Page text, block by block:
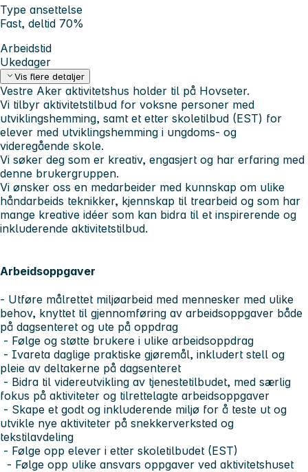
Type ansettelse
Fast, deltid 70%
Arbeidstid
Ukedager
Vis flere detaljer
Vestre Aker aktivitetshus holder til på Hovseter.
Vi tilbyr aktivitetstilbud for voksne personer med
utviklingshemming, samt et etter skoletilbud (EST) for
elever med utviklingshemming i ungdoms- og
videregående skole.
Vi søker deg som er kreativ, engasjert og har erfaring med
denne brukergruppen.
Vi ønsker oss en medarbeider med kunnskap om ulike
håndarbeids teknikker, kjennskap til trearbeid og som har
mange kreative idéer som kan bidra til et inspirerende og
inkluderende aktivitetstilbud.
Arbeidsoppgaver
- Utføre målrettet miljøarbeid med mennesker med ulike
behov, knyttet til gjennomføring av arbeidsoppgaver både
på dagsenteret og ute på oppdrag
- Følge og støtte brukere i ulike arbeidsoppdrag
- Ivareta daglige praktiske gjøremål, inkludert stell og
pleie av deltakerne på dagsenteret
- Bidra til videreutvikling av tjenestetilbudet, med særlig
fokus på aktiviteter og tilrettelagte arbeidsoppgaver
- Skape et godt og inkluderende miljø for å teste ut og
utvikle nye aktiviteter på snekkerverksted og
tekstilavdeling
- Følge opp elever i etter skoletilbudet (EST)
- Følge opp ulike ansvars oppgaver ved aktivitetshuset